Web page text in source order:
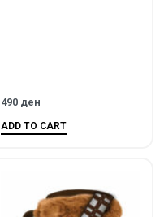
490 ден
ADD TO CART